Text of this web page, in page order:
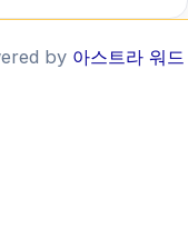
by 아스트라 워드